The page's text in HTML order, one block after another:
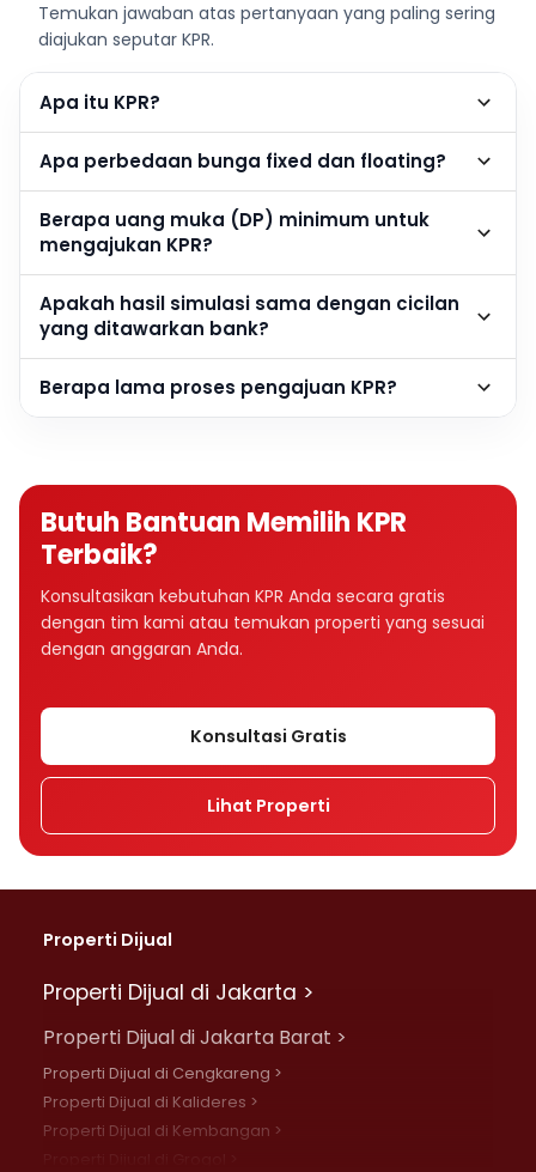
Temukan jawaban atas pertanyaan yang paling sering
diajukan seputar KPR.
Apa itu KPR?
Apa perbedaan bunga fixed dan floating?
Berapa uang muka (DP) minimum untuk
mengajukan KPR?
Apakah hasil simulasi sama dengan cicilan
yang ditawarkan bank?
Berapa lama proses pengajuan KPR?
Butuh Bantuan Memilih KPR
Terbaik?
Konsultasikan kebutuhan KPR Anda secara gratis
dengan tim kami atau temukan properti yang sesuai
dengan anggaran Anda.
Konsultasi Gratis
Lihat Properti
Properti Dijual
Properti Dijual di Jakarta >
Properti Dijual di Jakarta Barat >
Properti Dijual di Cengkareng >
Properti Dijual di Kalideres >
Properti Dijual di Kembangan >